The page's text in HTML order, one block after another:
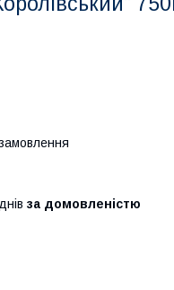
за домовленістю